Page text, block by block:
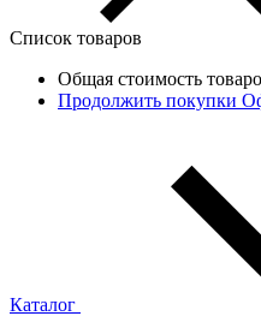
Список товаров
Общая стоимость
Продолжить покупки
Каталог